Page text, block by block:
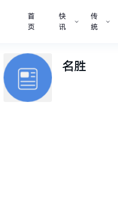
首
页
快
讯
传
统
名胜